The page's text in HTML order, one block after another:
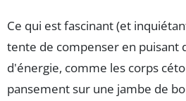
Ce qui est fascinant (et
tente de compenser en puisant
d'énergie, comme les corps
pansement sur une jambe de